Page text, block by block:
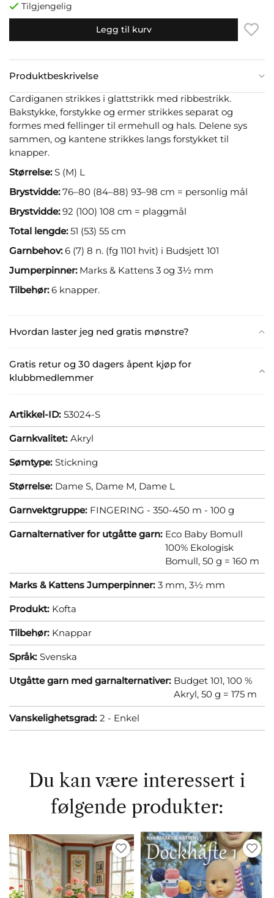
Tilgjengelig
Legg til kurv
Produktbeskrivelse
Hvordan laster jeg ned gratis mønstre?
Gratis retur og 30 dagers åpent kjøp for
klubbmedlemmer
Cardiganen strikkes i glattstrikk med ribbestrikk.
Bakstykke, forstykke og ermer strikkes separat og
formes med fellinger til ermehull og hals. Delene sys
sammen, og kantene strikkes langs forstykket til
knapper.
Størrelse:S (M) L
Brystvidde:76–80 (84–88) 93–98 cm = personlig mål
Brystvidde:92 (100) 108 cm = plaggmål
Total lengde:51 (53) 55 cm
Garnbehov:6 (7) 8 n. (fg 1101 hvit) i Budsjett 101
Jumperpinner:Marks & Kattens 3 og 3½ mm
Tilbehør:6 knapper.
Artikkel-ID: 53024-S
Garnkvalitet: Akryl
Sømtype: Stickning
Størrelse: Dame S, Dame M, Dame L
Garnvektgruppe: FINGERING - 350-450 m - 100 g
Garnalternativer for utgåtte garn: Eco Baby Bomull
100% Ekologisk
Bomull, 50 g = 160 m
Marks & Kattens Jumperpinner: 3 mm, 3½ mm
Produkt: Kofta
Tilbehør: Knappar
Språk: Svenska
Utgåtte garn med garnalternativer: Budget 101, 100 %
Akryl, 50 g = 175 m
Vanskelighetsgrad: 2 - Enkel
Du kan være interessert i
følgende produkter: